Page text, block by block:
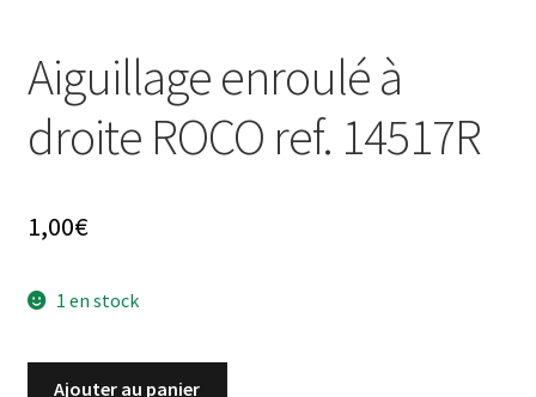
Aiguillage enroulé à
droite ROCO ref. 14517R
1,00€
1 en stock
Ajouter au panier